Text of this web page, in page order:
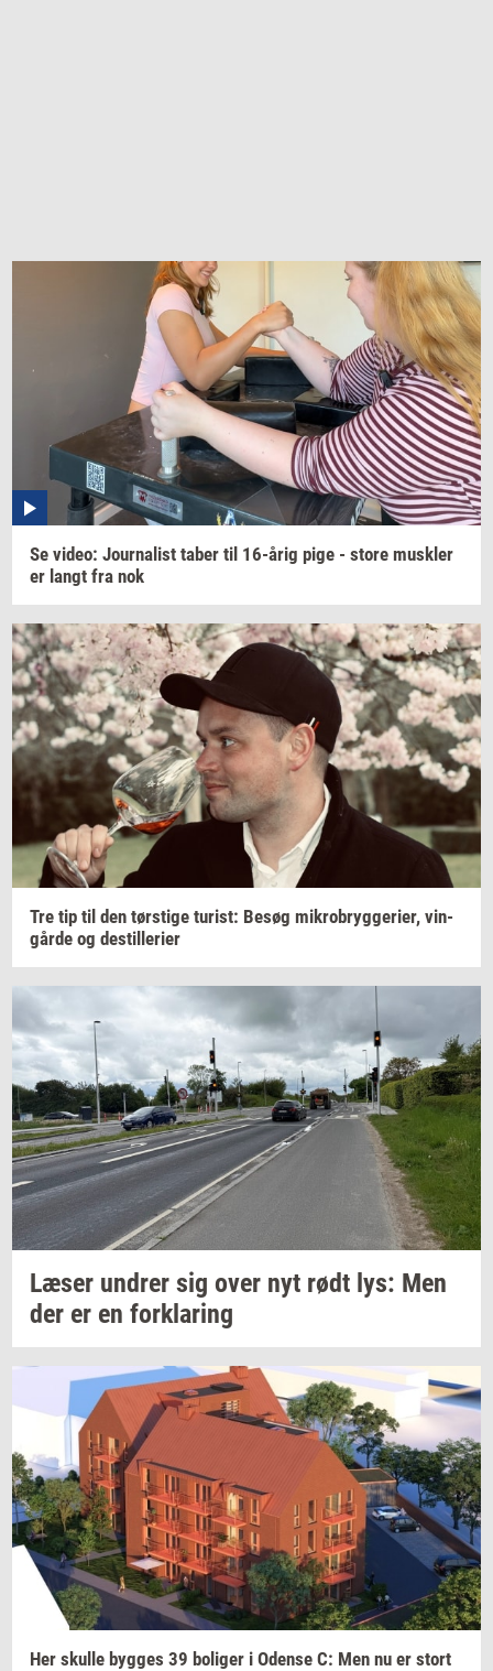
Se video: Jour­na­list taber til 16-årig pige - store mus­k­ler
er langt fra nok
Tre tip til den tørsti­ge turist: Besøg mi­kro­bryg­ge­ri­er, vin­
går­de og destil­le­ri­er
Læser un­drer sig over nyt rødt lys: Men
der er en for­kla­ring
Her skul­le byg­ges 39 bo­li­ger i Oden­se C: Men nu er stort